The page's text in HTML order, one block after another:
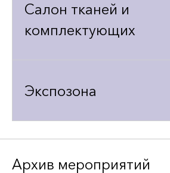
Салон тканей и
комплектующих
Экспозона
Архив мероприятий